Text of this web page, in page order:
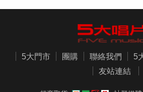
5大門市 團購 聯絡我們 5
友站連結